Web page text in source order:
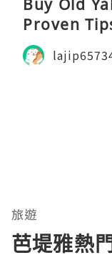
Buy Old
Proven
旅遊
芭堤雅熱